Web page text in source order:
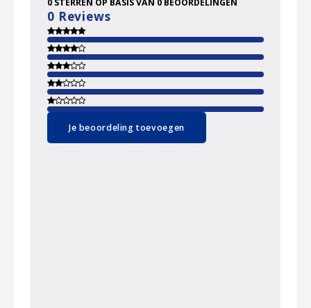
0 STERREN OP BASIS VAN 0 BEOORDELINGEN
0 Reviews
Je beoordeling toevoegen